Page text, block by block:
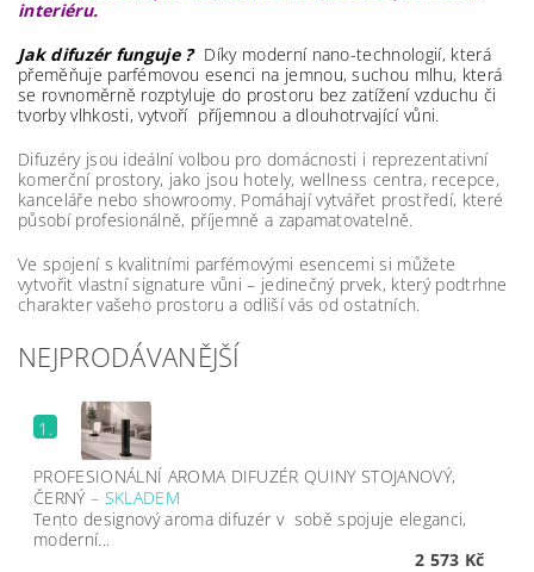
interiéru.
Jak difuzér funguje ? Díky moderní nano-technologií, která
přeměňuje parfémovou esenci na jemnou, suchou mlhu, která
se rovnoměrně rozptyluje do prostoru bez zatížení vzduchu či
tvorby vlhkosti, vytvoří příjemnou a dlouhotrvající vůni.
Difuzéry jsou ideální volbou pro domácnosti i reprezentativní
komerční prostory, jako jsou hotely, wellness centra, recepce,
kanceláře nebo showroomy. Pomáhají vytvářet prostředí, které
působí profesionálně, příjemně a zapamatovatelně.
Ve spojení s kvalitními parfémovými esencemi si můžete
vytvořit vlastní signature vůni – jedinečný prvek, který podtrhne
charakter vašeho prostoru a odliší vás od ostatních.
NEJPRODÁVANĚJŠÍ
1.
PROFESIONÁLNÍ AROMA DIFUZÉR QUINY STOJANOVÝ,
ČERNÝ– SKLADEM
Tento designový aroma difuzér v sobě spojuje eleganci,
moderní...
2 573 Kč